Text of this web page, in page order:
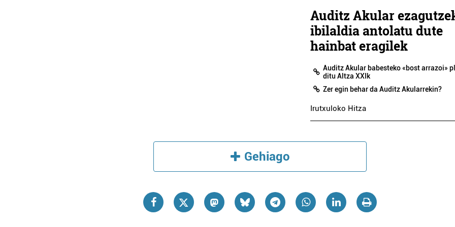
Auditz Akular
ibilaldia antolatu dute
hainbat eragilek
Auditz Akular babesteko «bost arrazoi»
ditu Altza XXIk
Zer egin behar da Auditz Akularrekin?
Irutxuloko Hitza
Gehiago